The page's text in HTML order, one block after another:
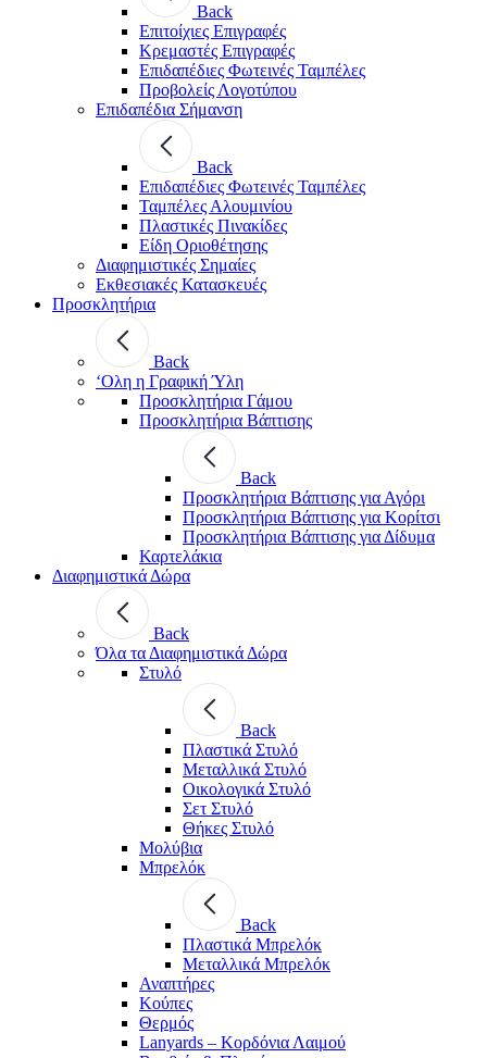
Back
Επιτοίχιες Επιγραφές
Κρεμαστές Επιγραφές
Επιδαπέδιες Φωτεινές Ταμπέλες
Προβολείς Λογοτύπου
Επιδαπέδια Σήμανση
Back
Επιδαπέδιες Φωτεινές Ταμπέλες
Ταμπέλες Αλουμινίου
Πλαστικές Πινακίδες
Είδη Οριοθέτησης
Διαφημιστικές Σημαίες
Εκθεσιακές Κατασκευές
Προσκλητήρια
Back
‘Ολη η Γραφική Ύλη
Προσκλητήρια Γάμου
Προσκλητήρια Βάπτισης
Back
Προσκλητήρια Βάπτισης για Αγόρι
Προσκλητήρια Βάπτισης για Κορίτσι
Προσκλητήρια Βάπτισης για Δίδυμα
Καρτελάκια
Διαφημιστικά Δώρα
Back
Όλα τα Διαφημιστικά Δώρα
Στυλό
Back
Πλαστικά Στυλό
Μεταλλικά Στυλό
Οικολογικά Στυλό
Σετ Στυλό
Θήκες Στυλό
Μολύβια
Μπρελόκ
Back
Πλαστικά Μπρελόκ
Μεταλλικά Μπρελόκ
Αναπτήρες
Κούπες
Θερμός
Lanyards – Kορδόνια Λαιμού